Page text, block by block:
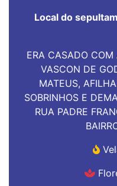
Local do
ERA CASADO COM
VASCON DE
MATEUS,
SOBRINHOS E
RUA PADRE